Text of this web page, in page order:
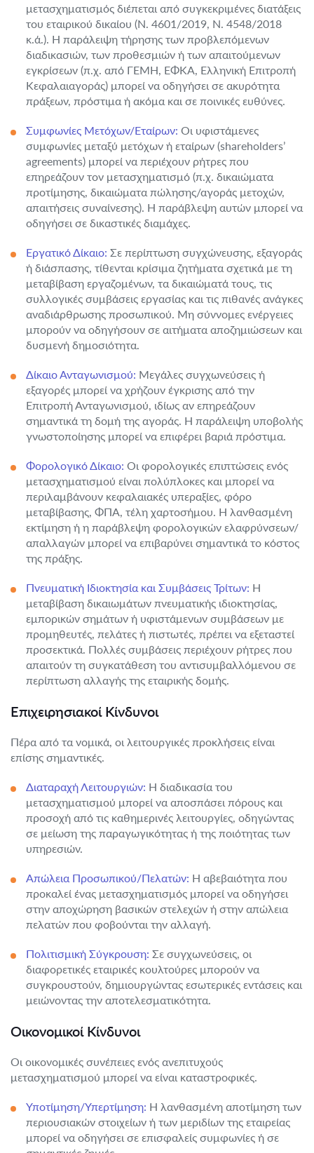
μετασχηματισμός διέπεται από συγκεκριμένες διατάξεις
του εταιρικού δικαίου (Ν. 4601/2019, Ν. 4548/2018
κ.ά.). Η παράλειψη τήρησης των προβλεπόμενων
διαδικασιών, των προθεσμιών ή των απαιτούμενων
εγκρίσεων (π.χ. από ΓΕΜΗ, ΕΦΚΑ, Ελληνική Επιτροπή
Κεφαλαιαγοράς) μπορεί να οδηγήσει σε ακυρότητα
πράξεων, πρόστιμα ή ακόμα και σε ποινικές ευθύνες.
Συμφωνίες Μετόχων/Εταίρων: Οι υφιστάμενες
συμφωνίες μεταξύ μετόχων ή εταίρων (shareholders’
agreements) μπορεί να περιέχουν ρήτρες που
επηρεάζουν τον μετασχηματισμό (π.χ. δικαιώματα
προτίμησης, δικαιώματα πώλησης/αγοράς μετοχών,
απαιτήσεις συναίνεσης). Η παράβλεψη αυτών μπορεί να
οδηγήσει σε δικαστικές διαμάχες.
Εργατικό Δίκαιο: Σε περίπτωση συγχώνευσης, εξαγοράς
ή διάσπασης, τίθενται κρίσιμα ζητήματα σχετικά με τη
μεταβίβαση εργαζομένων, τα δικαιώματά τους, τις
συλλογικές συμβάσεις εργασίας και τις πιθανές ανάγκες
αναδιάρθρωσης προσωπικού. Μη σύννομες ενέργειες
μπορούν να οδηγήσουν σε αιτήματα αποζημιώσεων και
δυσμενή δημοσιότητα.
Δίκαιο Ανταγωνισμού: Μεγάλες συγχωνεύσεις ή
εξαγορές μπορεί να χρήζουν έγκρισης από την
Επιτροπή Ανταγωνισμού, ιδίως αν επηρεάζουν
σημαντικά τη δομή της αγοράς. Η παράλειψη υποβολής
γνωστοποίησης μπορεί να επιφέρει βαριά πρόστιμα.
Φορολογικό Δίκαιο: Οι φορολογικές επιπτώσεις ενός
μετασχηματισμού είναι πολύπλοκες και μπορεί να
περιλαμβάνουν κεφαλαιακές υπεραξίες, φόρο
μεταβίβασης, ΦΠΑ, τέλη χαρτοσήμου. Η λανθασμένη
εκτίμηση ή η παράβλεψη φορολογικών ελαφρύνσεων/
απαλλαγών μπορεί να επιβαρύνει σημαντικά το κόστος
της πράξης.
Πνευματική Ιδιοκτησία και Συμβάσεις Τρίτων: Η
μεταβίβαση δικαιωμάτων πνευματικής ιδιοκτησίας,
εμπορικών σημάτων ή υφιστάμενων συμβάσεων με
προμηθευτές, πελάτες ή πιστωτές, πρέπει να εξεταστεί
προσεκτικά. Πολλές συμβάσεις περιέχουν ρήτρες που
απαιτούν τη συγκατάθεση του αντισυμβαλλόμενου σε
περίπτωση αλλαγής της εταιρικής δομής.
Επιχειρησιακοί Κίνδυνοι
Πέρα από τα νομικά, οι λειτουργικές προκλήσεις είναι
επίσης σημαντικές.
Διαταραχή Λειτουργιών: Η διαδικασία του
μετασχηματισμού μπορεί να αποσπάσει πόρους και
προσοχή από τις καθημερινές λειτουργίες, οδηγώντας
σε μείωση της παραγωγικότητας ή της ποιότητας των
υπηρεσιών.
Απώλεια Προσωπικού/Πελατών: Η αβεβαιότητα που
προκαλεί ένας μετασχηματισμός μπορεί να οδηγήσει
στην αποχώρηση βασικών στελεχών ή στην απώλεια
πελατών που φοβούνται την αλλαγή.
Πολιτισμική Σύγκρουση: Σε συγχωνεύσεις, οι
διαφορετικές εταιρικές κουλτούρες μπορούν να
συγκρουστούν, δημιουργώντας εσωτερικές εντάσεις και
μειώνοντας την αποτελεσματικότητα.
Οικονομικοί Κίνδυνοι
Οι οικονομικές συνέπειες ενός ανεπιτυχούς
μετασχηματισμού μπορεί να είναι καταστροφικές.
Υποτίμηση/Υπερτίμηση: Η λανθασμένη αποτίμηση των
περιουσιακών στοιχείων ή των μεριδίων της εταιρείας
μπορεί να οδηγήσει σε επισφαλείς συμφωνίες ή σε